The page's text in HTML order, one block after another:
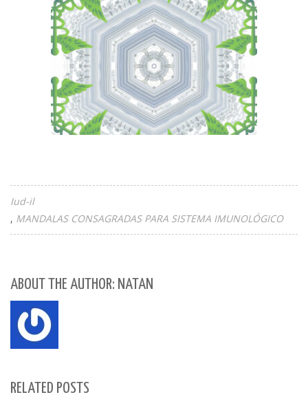
Iud-il
MANDALAS CONSAGRADAS PARA SISTEMA IMUNOLÓGICO
ABOUT THE AUTHOR: NATAN
RELATED POSTS